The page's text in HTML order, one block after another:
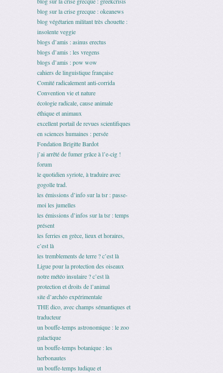
blog sur la crise grecque : okeanews
blog végétarien militant très chouette :
insolente veggie
blogs d’amis : asinus erectus
blogs d’amis : les vregens
blogs d’amis : pow wow
cahiers de linguistique française
Comité radicalement anti-corrida
Convention vie et nature
écologie radicale, cause animale
éthique et animaux
excellent portail de revues scientifiques
en sciences humaines : persée
Fondation Brigitte Bardot
j’ai arrêté de fumer grâce à l’e-cig !
forum
le quotidien syriote, à traduire avec
gogolle trad.
les émissions d’info sur la tsr : passe-
moi les jumelles
les émissions d’infos sur la tsr : temps
présent
les ferries en grèce, lieux et horaires,
c’est là
les tremblements de terre ? c’est là
Ligue pour la protection des oiseaux
notre météo insulaire ? c’est là
protection et droits de l’animal
site d’archéo expérimentale
THE dico, avec champs sémantiques et
traducteur
un bouffe-temps astronomique : le zoo
galactique
un bouffe-temps botanique : les
herbonautes
un bouffe-temps ludique et